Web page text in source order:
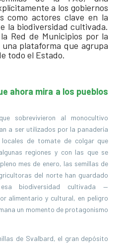
a los gobiernos
como actores clave en la
la biodiversidad cultivada.
Red de Municipios por la
una plataforma que agrupa
todo el Estado.
ahora mira a los pueblos
sobrevivieron al monocultivo
a ser utilizados por la panadería
de tomate de colgar que
regiones y con las que se
mes de enero, las semillas de
del norte han guardado
esa biodiversidad cultivada —
alimentario y cultural, en peligro
un momento de protagonismo
de Svalbard, el gran depósito